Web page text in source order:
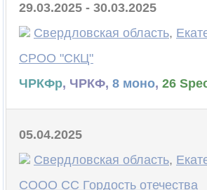
29.03.2025 - 30.03.2025
Свердловская область,
СРОО "СКЦ"
ЧРКФр, ЧРКФ, 8 моно, 26
05.04.2025
Свердловская область,
СООО СС Гордость отечества